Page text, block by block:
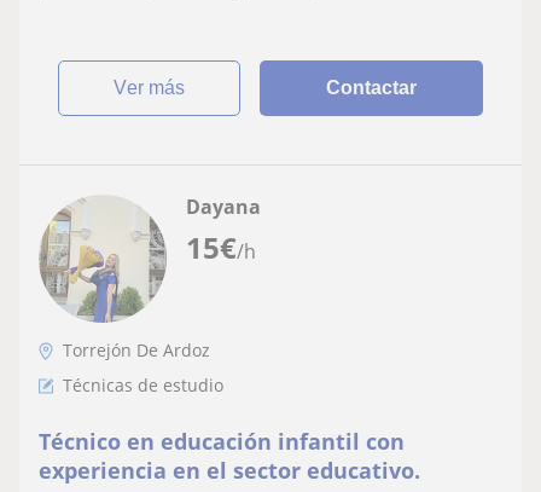
ver más Contactar
15€/h
Dayana
Torrejón De Ardoz
Técnicas de estudio
Técnico en educación infantil con
experiencia en el sector educativo.